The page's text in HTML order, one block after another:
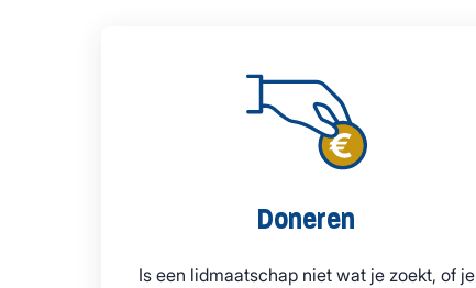
Doneren
Is een lidmaatschap niet wat je zoekt, of je